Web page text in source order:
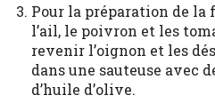
Pour la préparation de la
l’ail, le poivron et les
revenir l’oignon et les
dans une sauteuse avec
d’huile d’olive.